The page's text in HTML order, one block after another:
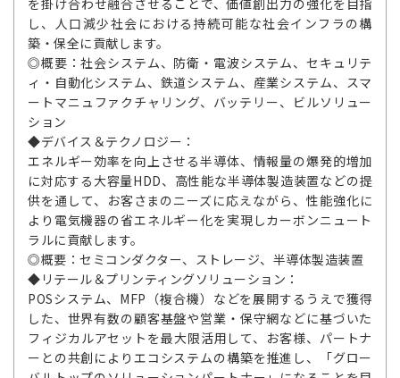
を掛け合わせ融合させることで、価値創出力の強化を目指
し、人口減少社会における持続可能な社会インフラの構
築・保全に貢献します。
◎概要：社会システム、防衛・電波システム、セキュリテ
ィ・自動化システム、鉄道システム、産業システム、スマ
ートマニュファクチャリング、バッテリー、ビルソリュー
ション
◆デバイス＆テクノロジー：
エネルギー効率を向上させる半導体、情報量の爆発的増加
に対応する大容量HDD、高性能な半導体製造装置などの提
供を通して、お客さまのニーズに応えながら、性能強化に
より電気機器の省エネルギー化を実現しカーボンニュート
ラルに貢献します。
◎概要：セミコンダクター、ストレージ、半導体製造装置
◆リテール＆プリンティングソリューション：
POSシステム、MFP（複合機）などを展開するうえで獲得
した、世界有数の顧客基盤や営業・保守網などに基づいた
フィジカルアセットを最大限活用して、お客様、パートナ
ーとの共創によりエコシステムの構築を推進し、「グロー